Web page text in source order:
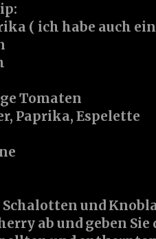
( ich habe auch
Tomaten
Paprika, Espelette
Schalotten und
ab und geben